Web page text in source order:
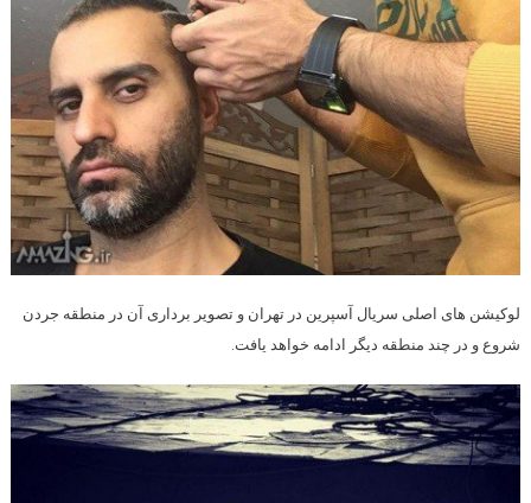
لوکیشن های اصلی سریال آسپرین در تهران و تصویر برداری آن در منطقه جردن
شروع و در چند منطقه دیگر ادامه خواهد یافت.